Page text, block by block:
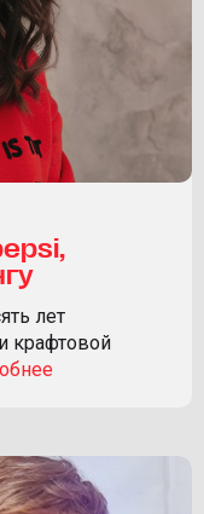
лет
крафтовой